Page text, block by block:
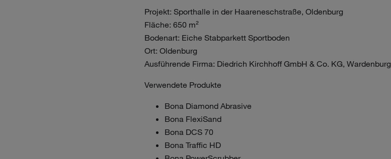
Projekt: Sporthalle in der Haareneschstraße, Oldenburg
Fläche: 650 m²
Bodenart: Eiche Stabparkett Sportboden
Ort: Oldenburg
Ausführende Firma: Diedrich Kirchhoff GmbH & Co. KG, Wardenburg
Verwendete Produkte
Bona Diamond Abrasive
Bona FlexiSand
Bona DCS 70
Bona Traffic HD